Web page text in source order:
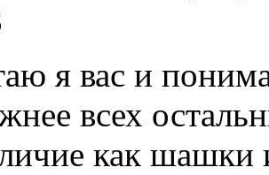
я вас и
всех
как